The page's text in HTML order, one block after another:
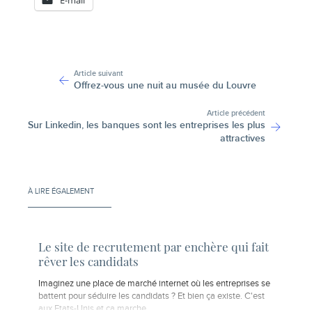
Article suivant
Offrez-vous une nuit au musée du Louvre
Article précédent
Sur Linkedin, les banques sont les entreprises les plus
attractives
À LIRE ÉGALEMENT
Le site de recrutement par enchère qui fait
rêver les candidats
Imaginez une place de marché internet où les entreprises se
battent pour séduire les candidats ? Et bien ça existe. C'est